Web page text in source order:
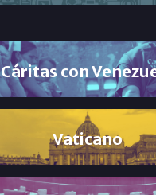
Cáritas con
Vaticano